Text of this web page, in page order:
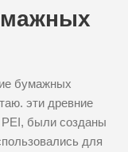
бумажных
эти древние
были созданы
для